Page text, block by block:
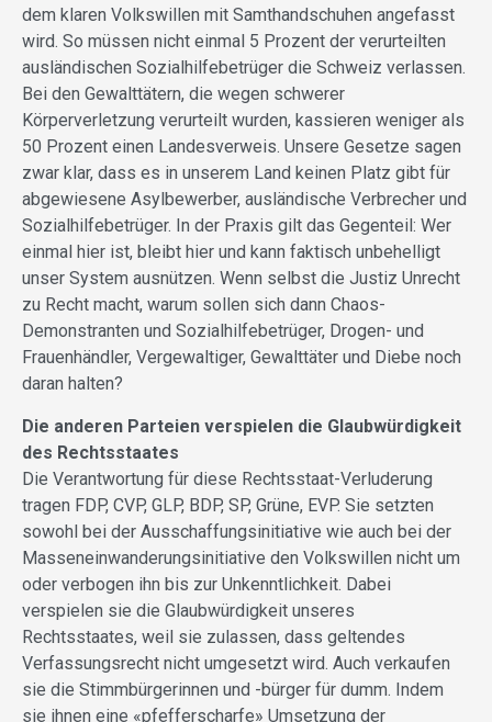
dem klaren Volkswillen mit Samthandschuhen angefasst
wird. So müssen nicht einmal 5 Prozent der verurteilten
ausländischen Sozialhilfebetrüger die Schweiz verlassen.
Bei den Gewalttätern, die wegen schwerer
Körperverletzung verurteilt wurden, kassieren weniger als
50 Prozent einen Landesverweis. Unsere Gesetze sagen
zwar klar, dass es in unserem Land keinen Platz gibt für
abgewiesene Asylbewerber, ausländische Verbrecher und
Sozialhilfebetrüger. In der Praxis gilt das Gegenteil: Wer
einmal hier ist, bleibt hier und kann faktisch unbehelligt
unser System ausnützen. Wenn selbst die Justiz Unrecht
zu Recht macht, warum sollen sich dann Chaos-
Demonstranten und Sozialhilfebetrüger, Drogen- und
Frauenhändler, Vergewaltiger, Gewalttäter und Diebe noch
daran halten?
Die anderen Parteien ver­spielen die Glaubwürdigkeit
des Rechtsstaates
Die Verantwortung für diese Rechtsstaat-Verluderung
tragen FDP, CVP, GLP, BDP, SP, Grüne, EVP. Sie setzten
sowohl bei der Ausschaffungsinitiative wie auch bei der
Masseneinwanderungsinitiative den Volkswillen nicht um
oder verbogen ihn bis zur Unkenntlichkeit. Dabei
verspielen sie die Glaubwürdigkeit unseres
Rechtsstaates, weil sie zulassen, dass geltendes
Verfassungsrecht nicht umgesetzt wird. Auch verkaufen
sie die Stimmbürgerinnen und -bürger für dumm. Indem
sie ihnen eine «pfefferscharfe» Umsetzung der